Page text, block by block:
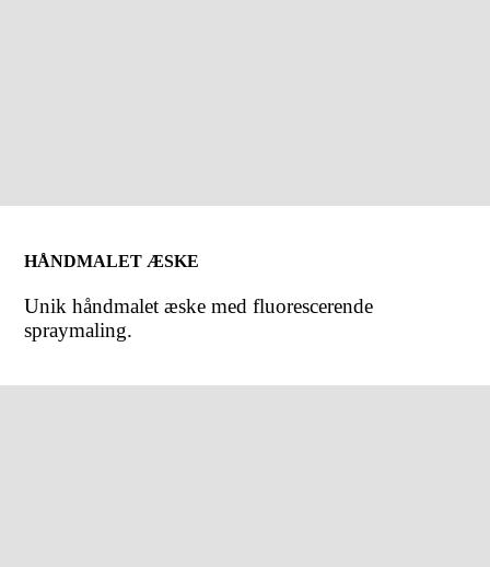
HÅNDMALET ÆSKE
Unik håndmalet æske med fluorescerende
spraymaling.